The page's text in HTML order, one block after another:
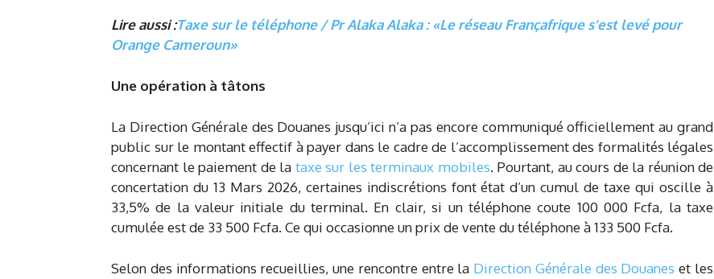
Lire aussi :Taxe sur le téléphone / Pr Alaka Alaka : «Le réseau Françafrique s’est levé pour
Orange Cameroun»
Une opération à tâtons
La Direction Générale des Douanes jusqu’ici n’a pas encore communiqué officiellement au grand
public sur le montant effectif à payer dans le cadre de l’accomplissement des formalités légales
concernant le paiement de la taxe sur les terminaux mobiles. Pourtant, au cours de la réunion de
concertation du 13 Mars 2026, certaines indiscrétions font état d’un cumul de taxe qui oscille à
33,5% de la valeur initiale du terminal. En clair, si un téléphone coute 100 000 Fcfa, la taxe
cumulée est de 33 500 Fcfa. Ce qui occasionne un prix de vente du téléphone à 133 500 Fcfa.
Selon des informations recueillies, une rencontre entre la Direction Générale des Douanes et les